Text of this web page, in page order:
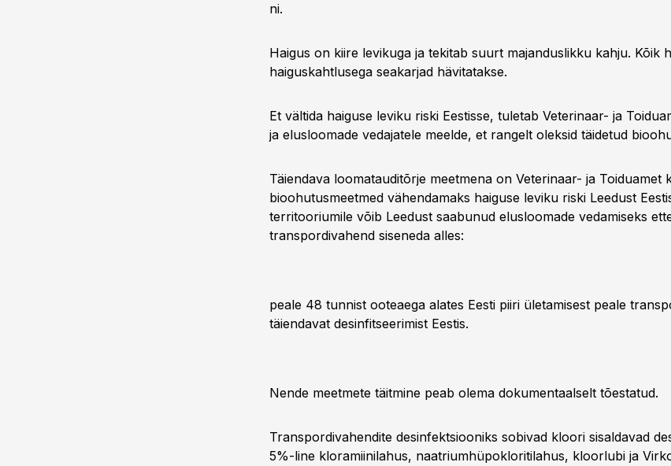
ni.
Haigus on kiire levikuga ja tekitab suurt majanduslikku kahju. Kõik
haiguskahtlusega seakarjad hävitatakse.
Et vältida haiguse leviku riski Eestisse, tuletab Veterinaar- ja
ja elusloomade vedajatele meelde, et rangelt oleksid täidetud
Täiendava loomatauditõrje meetmena on Veterinaar- ja Toiduamet
bioohutusmeetmed vähendamaks haiguse leviku riski Leedust
territooriumile võib Leedust saabunud elusloomade vedamiseks
transpordivahend siseneda alles:
peale 48 tunnist ooteaega alates Eesti piiri ületamisest peale
täiendavat desinfitseerimist Eestis.
Nende meetmete täitmine peab olema dokumentaalselt tõestatud.
Transpordivahendite desinfektsiooniks sobivad kloori sisaldavad
5%-line kloramiinilahus, naatriumhüpokloritilahus, kloorlubi ja